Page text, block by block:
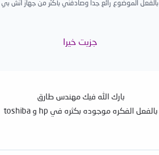
بالفعل الموضوع رائع جدا وصادفني بأكثر من جهاز اتش بي
جزيت خيرا
بارك الله فيك مهندس طارق
بالفعل الفكره موجوده بكثره في hp و toshiba